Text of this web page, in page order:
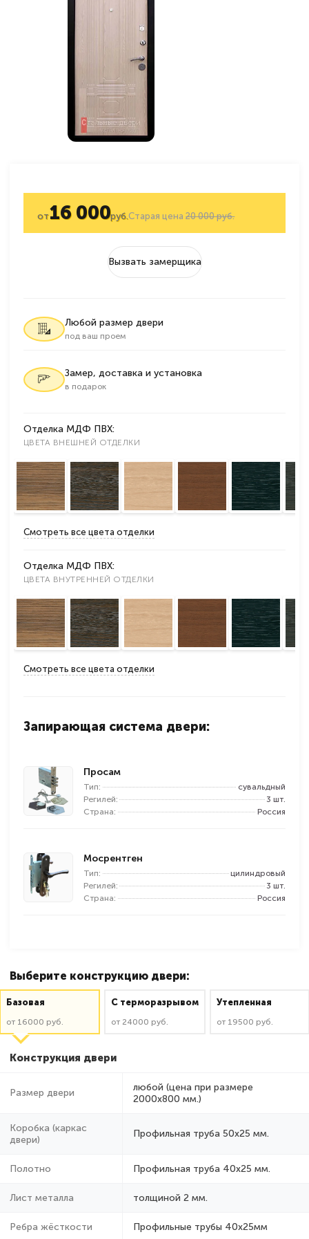
Старая цена20 000 руб.
от16 000руб.
Вызвать замерщика
Любой размер двери
под ваш проем
Замер, доставка и установка
в подарок
Отделка МДФ ПВХ:
ЦВЕТА ВНЕШНЕЙ ОТДЕЛКИ
Смотреть все цвета отделки
Отделка МДФ ПВХ:
ЦВЕТА ВНУТРЕННЕЙ ОТДЕЛКИ
Смотреть все цвета отделки
Запирающая система двери:
Просам
Тип:
сувальдный
Регилей:
3 шт.
Страна:
Россия
Мосрентген
Тип:
цилиндровый
Регилей:
3 шт.
Страна:
Россия
Выберите конструкцию двери:
Базовая
от 16000 руб.
C терморазрывом
от 24000 руб.
Утепленная
от 19500 руб.
Конструкция двери
Размер двери
любой (цена при размере
2000x800 мм.)
Коробка (каркас
двери)
Профильная труба 50х25 мм.
Полотно Профильная труба 40х25 мм.
Лист металла толщиной 2 мм.
Ребра жёсткости Профильные трубы 40х25мм